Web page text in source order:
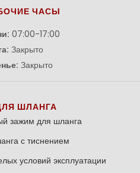
ЧАСЫ
07:00-17:00
Закрыто
Закрыто
ШЛАНГА
зажим для шланга
с тиснением
условий эксплуатации